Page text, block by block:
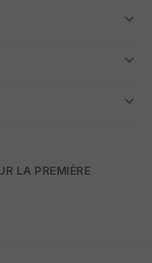
LA PREMIÈRE